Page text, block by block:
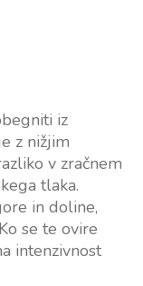
iz
z nižjim
v zračnem
tlaka.
in doline,
se te ovire
intenzivnost